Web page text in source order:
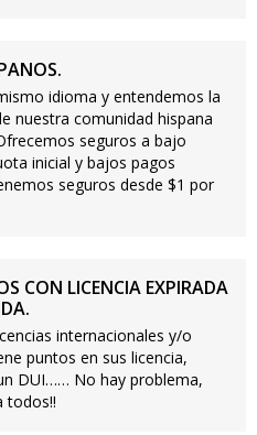
idioma y entendemos la
nuestra comunidad hispana
seguros a bajo
inicial y bajos pagos
seguros desde $1 por
CON LICENCIA EXPIRADA
internacionales y/o
puntos en sus licencia,
DUI…… No hay problema,
todos!!